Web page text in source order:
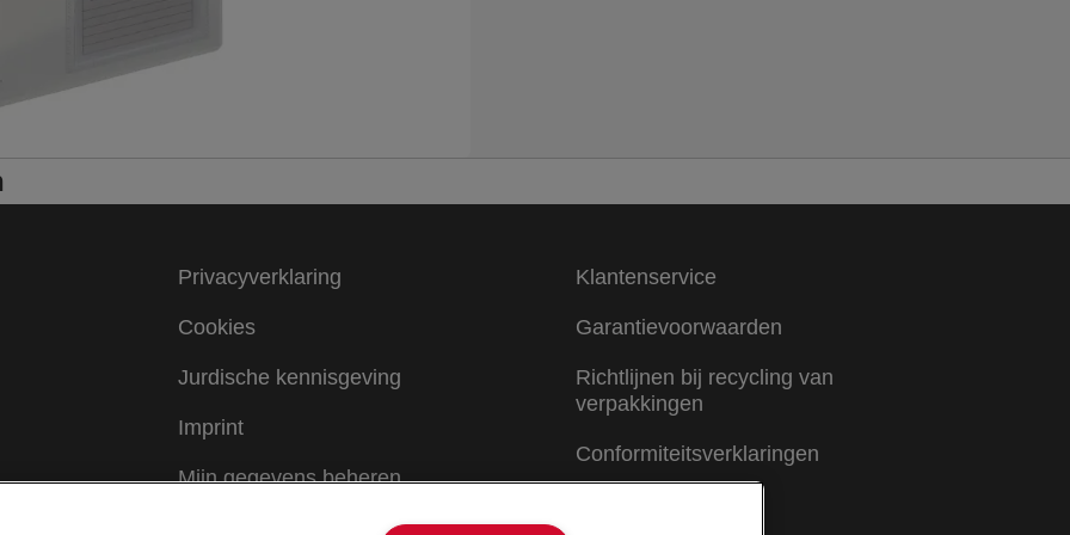
Privacyverklaring
Cookies
Jurdische kennisgeving
Imprint
Mijn gegevens beheren
Klantenservice
Garantievoorwaarden
Richtlijnen bij recycling van
verpakkingen
Conformiteitsverklaringen